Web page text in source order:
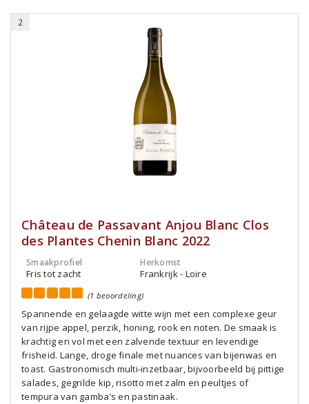
2
Château de Passavant Anjou Blanc Clos
des Plantes Chenin Blanc 2022
Smaakprofiel
Fris tot zacht
Herkomst
Frankrijk - Loire
(1 beoordeling)
Spannende en gelaagde witte wijn met een complexe geur
van rijpe appel, perzik, honing, rook en noten. De smaak is
krachtig en vol met een zalvende textuur en levendige
frisheid. Lange, droge finale met nuances van bijenwas en
toast. Gastronomisch multi-inzetbaar, bijvoorbeeld bij pittige
salades, gegrilde kip, risotto met zalm en peultjes of
tempura van gamba’s en pastinaak.